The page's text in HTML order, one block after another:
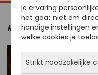
HOME ACTIES
je ervaring
het gaat niet om
handige instellingen
welke cookies je
Strikt noodzakelijke